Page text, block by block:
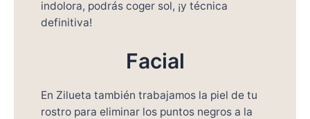
indolora, podrás coger sol, ¡y técnica
definitiva!
Facial
En Zilueta también trabajamos la piel de tu
rostro para eliminar los puntos negros a la